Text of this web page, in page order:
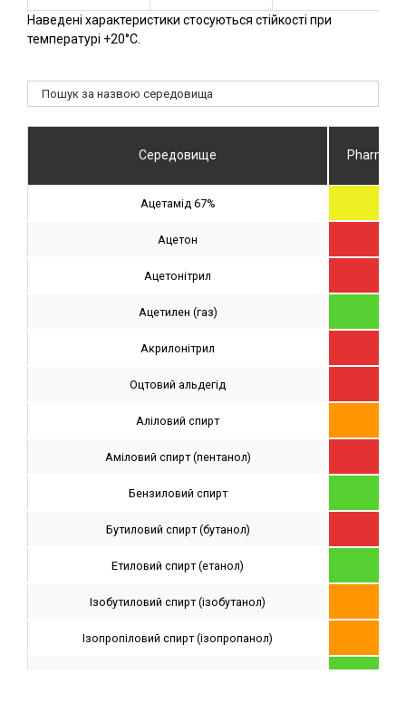
Наведені характеристики стосуються стійкості при
температурі +20°C.
Середовище
Ацетамід 67%
Ацетон
Ацетонітрил
Ацетилен (газ)
Акрилонітрил
Оцтовий альдегід
Аліловий спирт
Аміловий спирт (пентанол)
Бензиловий спирт
Бутиловий спирт (бутанол)
Етиловий спирт (етанол)
Ізобутиловий спирт (ізобутанол)
Ізопропіловий спирт (ізопропанол)